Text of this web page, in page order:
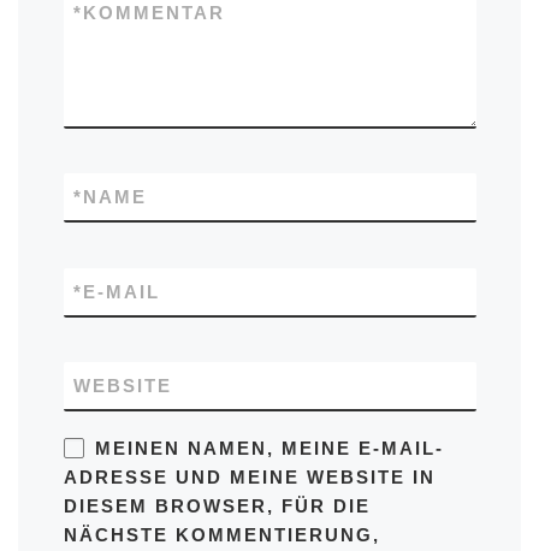
KOMMENTAR
*
NAME
*
E-MAIL
*
WEBSITE
MEINEN NAMEN, MEINE E-MAIL-
ADRESSE UND MEINE WEBSITE IN
DIESEM BROWSER, FÜR DIE
NÄCHSTE KOMMENTIERUNG,